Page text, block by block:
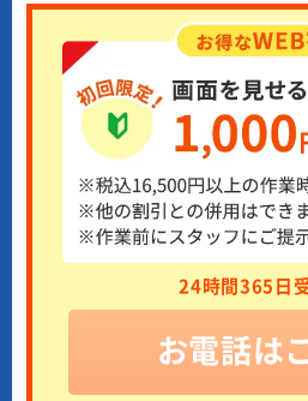
24時間365日
お電話は